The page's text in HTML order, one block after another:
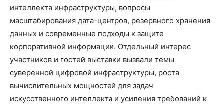
интеллекта инфраструктуры, вопросы
масштабирования дата-центров, резервного хранения
данных и современные подходы к защите
корпоративной информации. Отдельный интерес
участников и гостей выставки вызвали темы
суверенной цифровой инфраструктуры, роста
вычислительных мощностей для задач
искусственного интеллекта и усиления требований к